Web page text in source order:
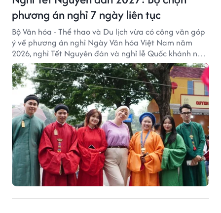
phương án nghỉ 7 ngày liên tục
Bộ Văn hóa - Thể thao và Du lịch vừa có công văn góp
ý về phương án nghỉ Ngày Văn hóa Việt Nam năm
2026, nghỉ Tết Nguyên đán và nghỉ lễ Quốc khánh năm
2027.